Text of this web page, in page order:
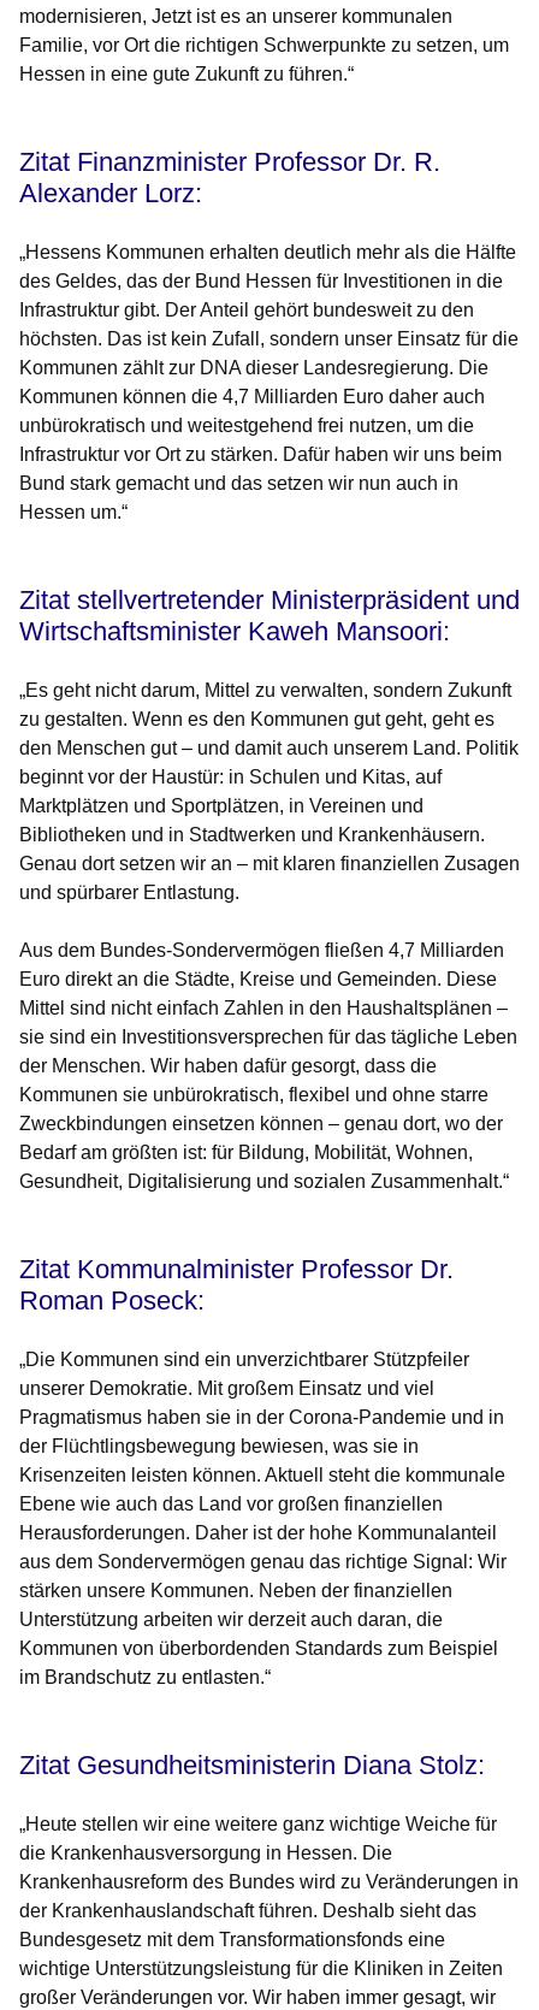
modernisieren, Jetzt ist es an unserer kommunalen
Familie, vor Ort die richtigen Schwerpunkte zu setzen, um
Hessen in eine gute Zukunft zu führen.“
Zitat Finanzminister Professor Dr. R.
Alexander Lorz:
„Hessens Kommunen erhalten deutlich mehr als die Hälfte
des Geldes, das der Bund Hessen für Investitionen in die
Infrastruktur gibt. Der Anteil gehört bundesweit zu den
höchsten. Das ist kein Zufall, sondern unser Einsatz für die
Kommunen zählt zur DNA dieser Landesregierung. Die
Kommunen können die 4,7 Milliarden Euro daher auch
unbürokratisch und weitestgehend frei nutzen, um die
Infrastruktur vor Ort zu stärken. Dafür haben wir uns beim
Bund stark gemacht und das setzen wir nun auch in
Hessen um.“
Zitat stellvertretender Ministerpräsident und
Wirtschaftsminister Kaweh Mansoori:
„Es geht nicht darum, Mittel zu verwalten, sondern Zukunft
zu gestalten. Wenn es den Kommunen gut geht, geht es
den Menschen gut – und damit auch unserem Land. Politik
beginnt vor der Haustür: in Schulen und Kitas, auf
Marktplätzen und Sportplätzen, in Vereinen und
Bibliotheken und in Stadtwerken und Krankenhäusern.
Genau dort setzen wir an – mit klaren finanziellen Zusagen
und spürbarer Entlastung.
Aus dem Bundes-Sondervermögen fließen 4,7 Milliarden
Euro direkt an die Städte, Kreise und Gemeinden. Diese
Mittel sind nicht einfach Zahlen in den Haushaltsplänen –
sie sind ein Investitionsversprechen für das tägliche Leben
der Menschen. Wir haben dafür gesorgt, dass die
Kommunen sie unbürokratisch, flexibel und ohne starre
Zweckbindungen einsetzen können – genau dort, wo der
Bedarf am größten ist: für Bildung, Mobilität, Wohnen,
Gesundheit, Digitalisierung und sozialen Zusammenhalt.“
Zitat Kommunalminister Professor Dr.
Roman Poseck:
„Die Kommunen sind ein unverzichtbarer Stützpfeiler
unserer Demokratie. Mit großem Einsatz und viel
Pragmatismus haben sie in der Corona-Pandemie und in
der Flüchtlingsbewegung bewiesen, was sie in
Krisenzeiten leisten können. Aktuell steht die kommunale
Ebene wie auch das Land vor großen finanziellen
Herausforderungen. Daher ist der hohe Kommunalanteil
aus dem Sondervermögen genau das richtige Signal: Wir
stärken unsere Kommunen. Neben der finanziellen
Unterstützung arbeiten wir derzeit auch daran, die
Kommunen von überbordenden Standards zum Beispiel
im Brandschutz zu entlasten.“
Zitat Gesundheitsministerin Diana Stolz:
„Heute stellen wir eine weitere ganz wichtige Weiche für
die Krankenhausversorgung in Hessen. Die
Krankenhausreform des Bundes wird zu Veränderungen in
der Krankenhauslandschaft führen. Deshalb sieht das
Bundesgesetz mit dem Transformationsfonds eine
wichtige Unterstützungsleistung für die Kliniken in Zeiten
großer Veränderungen vor. Wir haben immer gesagt, wir